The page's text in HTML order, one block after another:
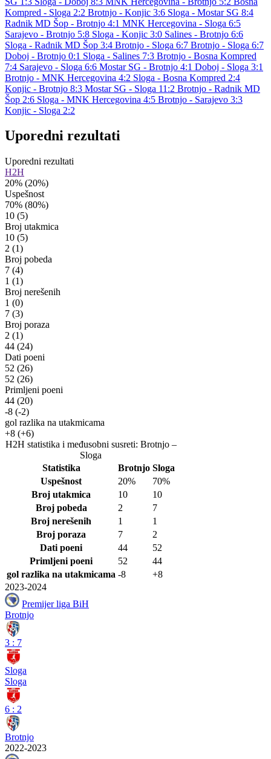
Kompred - Sloga 2:2 Brotnjo - Konjic 3:6 Sloga - Mostar SG 8:4
Radnik MD Šop - Brotnjo 4:1 MNK Hercegovina - Sloga 6:5
Sarajevo - Brotnjo 5:8 Sloga - Konjic 3:0 Salines - Brotnjo 6:6
Sloga - Radnik MD Šop 3:4 Brotnjo - Sloga 6:7 Brotnjo - Sloga 6:7
Doboj - Brotnjo 0:1 Sloga - Salines 7:3 Brotnjo - Bosna Kompred
7:4 Sarajevo - Sloga 6:6 Mostar SG - Brotnjo 4:1 Doboj - Sloga 3:1
Brotnjo - MNK Hercegovina 4:2 Sloga - Bosna Kompred 2:4
Konjic - Brotnjo 8:3 Mostar SG - Sloga 11:2 Brotnjo - Radnik MD
Šop 2:6 Sloga - MNK Hercegovina 4:5 Brotnjo - Sarajevo 3:3
Konjic - Sloga 2:2
Uporedni rezultati
Uporedni rezultati
H2H
20% (20%)
Uspešnost
70% (80%)
10 (5)
Broj utakmica
10 (5)
2 (1)
Broj pobeda
7 (4)
1 (1)
Broj nerešenih
1 (0)
7 (3)
Broj poraza
2 (1)
44 (24)
Dati poeni
52 (26)
52 (26)
Primljeni poeni
44 (20)
-8 (-2)
gol razlika na utakmicama
+8 (+6)
H2H statistika i međusobni susreti: Brotnjo –
Sloga
Statistika
Brotnjo Sloga
Uspešnost
20%
70%
Broj utakmica
10
10
Broj pobeda
2
7
Broj nerešenih
1
1
Broj poraza
7
2
Dati poeni
44
52
Primljeni poeni
52
44
gol razlika na utakmicama -8
+8
2023-2024
Premijer liga BiH
Brotnjo
3 : 7
Sloga
Sloga
6 : 2
Brotnjo
2022-2023